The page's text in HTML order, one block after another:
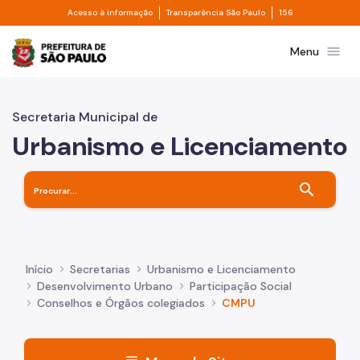
Pular para o Conteúdo principal
Acesso à informação Divisor de acesso à informação
Transparência São Paulo Divisor de
156
Prefeitura de São PauloMenu menu
Secretaria Municipal de
Urbanismo e Licenciamento
search
Início Secretarias
Urbanismo e Licenciamento
Desenvolvimento Urbano
Participação Social
Conselhos e Órgãos colegiados
CMPU